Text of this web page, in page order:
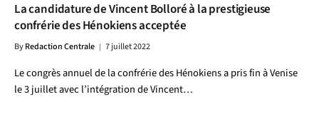
La candidature de Vincent Bolloré à la prestigieuse
confrérie des Hénokiens acceptée
ByRedaction Centrale 7 juillet 2022
Le congrès annuel de la confrérie des Hénokiens a pris fin à Venise
le 3 juillet avec l’intégration de Vincent…